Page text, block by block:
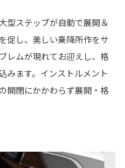
型ステップが自動で展開＆
促し、美しい乗降所作をサ
レムが現れてお迎えし、格
みます。インストルメント
開閉にかかわらず展開・格